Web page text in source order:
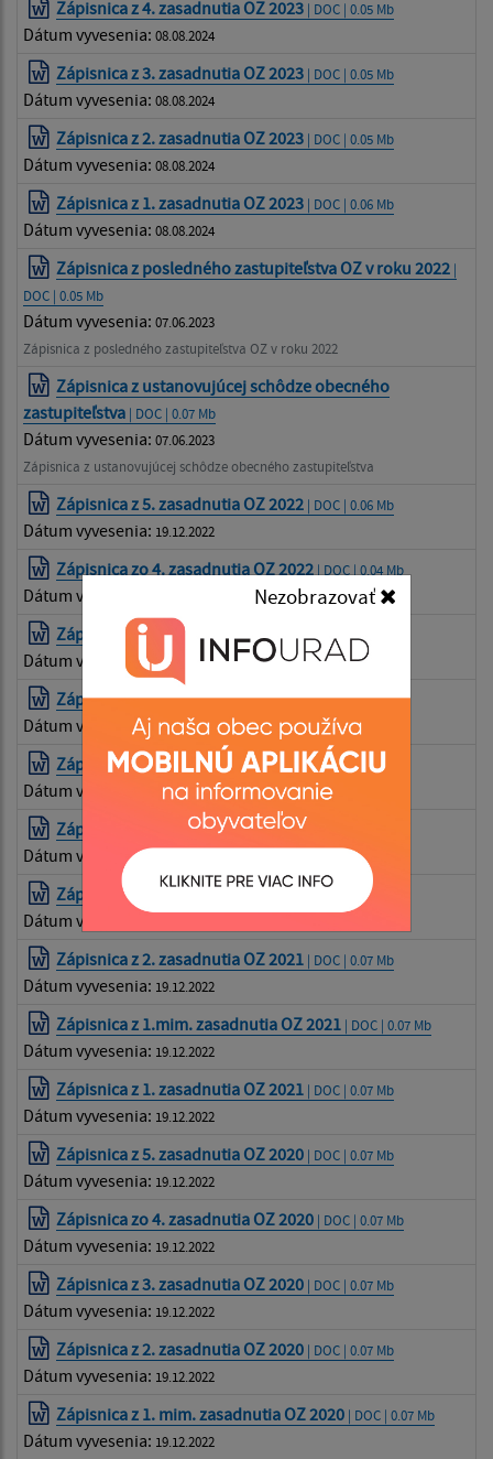
Nezobrazovať
Zápisnica z 4. zasadnutia OZ 2023 | DOC | 0.05 Mb
Dátum vyvesenia: 08.08.2024
Zápisnica z 3. zasadnutia OZ 2023 | DOC | 0.05 Mb
Dátum vyvesenia: 08.08.2024
Zápisnica z 2. zasadnutia OZ 2023 | DOC | 0.05 Mb
Dátum vyvesenia: 08.08.2024
Zápisnica z 1. zasadnutia OZ 2023 | DOC | 0.06 Mb
Dátum vyvesenia: 08.08.2024
Zápisnica z posledného zastupiteľstva OZ v roku 2022 |
DOC | 0.05 Mb
Dátum vyvesenia: 07.06.2023
Zápisnica z posledného zastupiteľstva OZ v roku 2022
Zápisnica z ustanovujúcej schôdze obecného
zastupiteľstva | DOC | 0.07 Mb
Dátum vyvesenia: 07.06.2023
Zápisnica z ustanovujúcej schôdze obecného zastupiteľstva
Zápisnica z 5. zasadnutia OZ 2022 | DOC | 0.06 Mb
Dátum vyvesenia: 19.12.2022
Zápisnica zo 4. zasadnutia OZ 2022 | DOC | 0.04 Mb
Dátum vyvesenia:
Zápisnica z 3. zasadnutia OZ 2022| DOC | 0.04 Mb
Dátum vyvesenia:19.12.2022
Zápisnica z 2. zasadnutia OZ 2022| DOC | 0.04 Mb
Dátum vyvesenia: 19.12.2022
Zápisnica z 1. zasadnutia OZ 2022 | DOC | 0.05 Mb
Dátum vyvesenia: 19.12.2022
Zápisnica zo 4. zasadnutia OZ 2021
Dátum vyvesenia:
Zápisnica z 3. zasadnutia OZ 2021 | DOC | 0.07 Mb
Dátum vyvesenia:
Zápisnica z 2. zasadnutia OZ 2021 | DOC | 0.07 Mb
Dátum vyvesenia: 19.12.2022
Zápisnica z 1.mim. zasadnutia OZ 2021 | DOC | 0.07 Mb
Dátum vyvesenia: 19.12.2022
Zápisnica z 1. zasadnutia OZ 2021 | DOC | 0.07 Mb
Dátum vyvesenia: 19.12.2022
Zápisnica z 5. zasadnutia OZ 2020 | DOC | 0.07 Mb
Dátum vyvesenia: 19.12.2022
Zápisnica zo 4. zasadnutia OZ 2020 | DOC | 0.07 Mb
Dátum vyvesenia: 19.12.2022
Zápisnica z 3. zasadnutia OZ 2020 | DOC | 0.07 Mb
Dátum vyvesenia: 19.12.2022
Zápisnica z 2. zasadnutia OZ 2020 | DOC | 0.07 Mb
Dátum vyvesenia: 19.12.2022
Zápisnica z 1. mim. zasadnutia OZ 2020 | DOC | 0.07 Mb
Dátum vyvesenia: 19.12.2022